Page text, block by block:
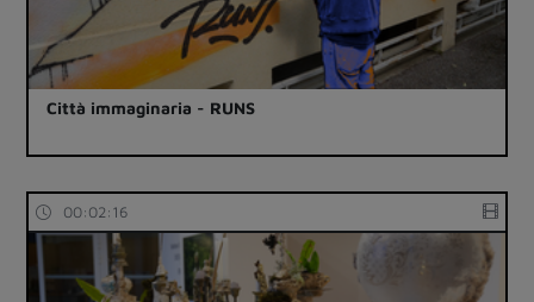
Città immaginaria - RUNS
00:02:16